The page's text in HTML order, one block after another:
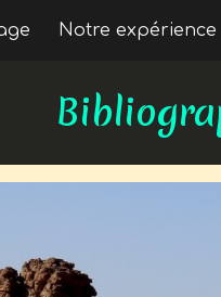
contentNotre expérience